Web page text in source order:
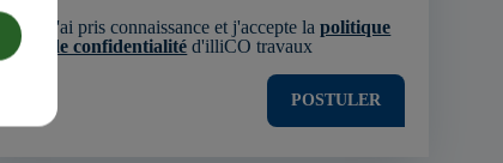
J'ai pris connaissance et j'accepte lapolitique
de confidentialité d'illiCO travaux
POSTULER